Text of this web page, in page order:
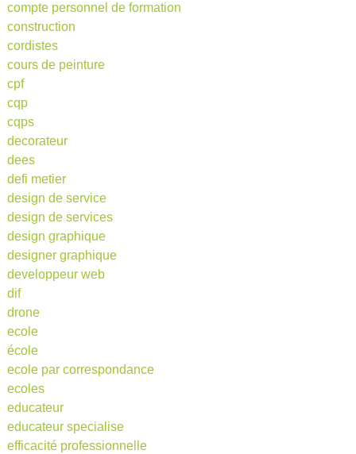
compte personnel de formation
construction
cordistes
cours de peinture
cpf
cqp
cqps
decorateur
dees
defi metier
design de service
design de services
design graphique
designer graphique
developpeur web
dif
drone
ecole
école
ecole par correspondance
ecoles
educateur
educateur specialise
efficacité professionnelle